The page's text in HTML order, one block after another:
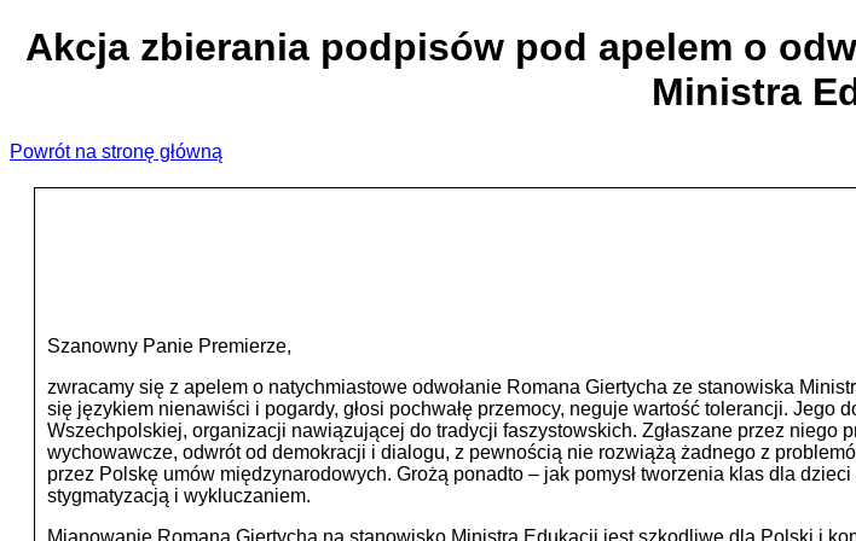
Akcja zbierania podpisów pod apelem o
Ministra
Powrót na stronę główną
Szanowny Panie Premierze,
zwracamy się z apelem o natychmiastowe odwołanie Romana Giertycha ze stanowiska
się językiem nienawiści i pogardy, głosi pochwałę przemocy, neguje wartość tolerancji.
Wszechpolskiej, organizacji nawiązującej do tradycji faszystowskich. Zgłaszane przez
wychowawcze, odwrót od demokracji i dialogu, z pewnością nie rozwiążą żadnego z
przez Polskę umów międzynarodowych. Grożą ponadto – jak pomysł tworzenia klas dla
stygmatyzacją i wykluczaniem.
Mianowanie Romana Giertycha na stanowisko Ministra Edukacji jest szkodliwe dla Polski i